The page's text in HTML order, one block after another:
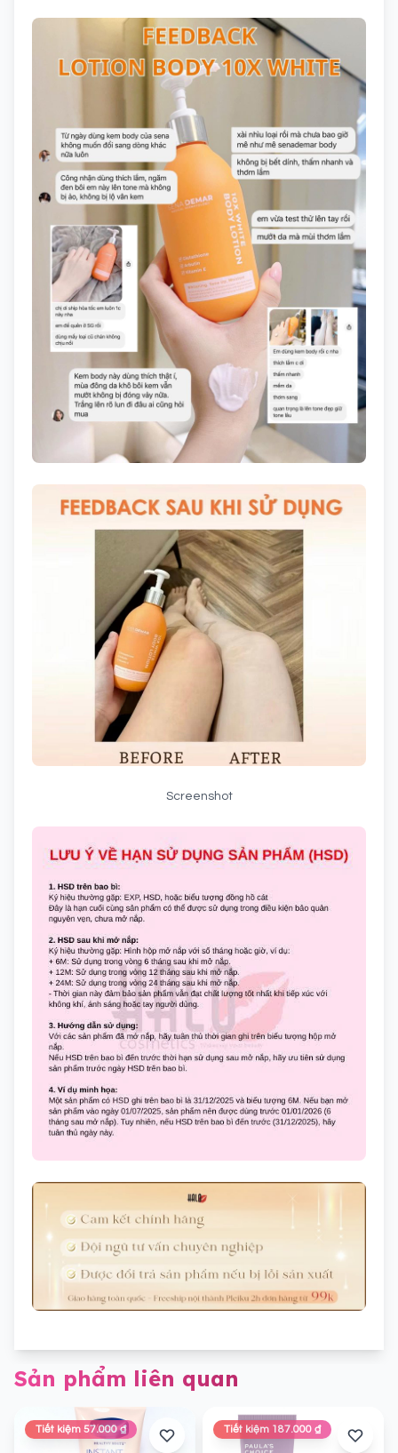
Screenshot
Sản phẩm liên quan
Tiết kiệm 57.000 ₫ Tiết kiệm 187.000 ₫